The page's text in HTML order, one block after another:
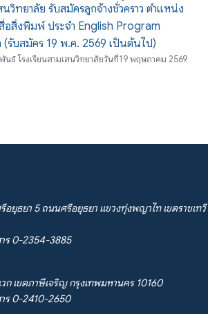
นวิทยาลัย รับสมัครลูกจ้างชั่วคราว ตำแหน่ง
อสิ่งพิมพ์ ประจำ English Program
(รับสมัคร 19 พ.ค. 2569 เป็นต้นไป)
นธ์ โรงเรียนสามเสนวิทยาลัยวันที่19 พฤษภาคม 2569
ยุธยา 5 ถนนศรีอยุธยา แขวงทุ่งพญาไท เขตราชเทวี
ร 0-2354-3885
ก เขตภาษีเจริญ กรุงเทพมหานคร 10160
ร 0-2410-2650